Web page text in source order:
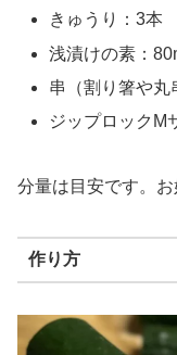
きゅうり：3本
浅漬けの素：
串（割り箸や丸
ジップロックM
分量は目安です。お
作り方